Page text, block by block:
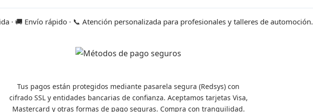
· 🚚 Envío rápido · 📞 Atención personalizada para profesionales y talleres de automoción.
Tus pagos están protegidos mediante pasarela segura (Redsys) con
cifrado SSL y entidades bancarias de confianza. Aceptamos tarjetas Visa,
Mastercard y otras formas de pago seguras. Compra con tranquilidad.